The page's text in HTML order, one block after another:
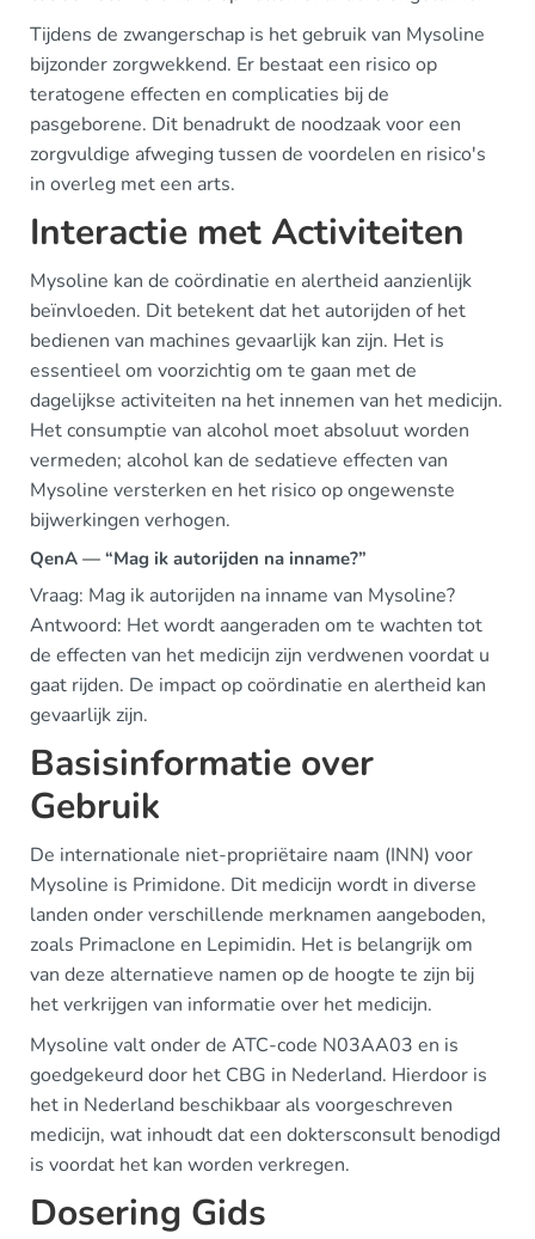
Tijdens de zwangerschap is het gebruik van Mysoline
bijzonder zorgwekkend. Er bestaat een risico op
teratogene effecten en complicaties bij de
pasgeborene. Dit benadrukt de noodzaak voor een
zorgvuldige afweging tussen de voordelen en risico's
in overleg met een arts.
Interactie met Activiteiten
Mysoline kan de coördinatie en alertheid aanzienlijk
beïnvloeden. Dit betekent dat het autorijden of het
bedienen van machines gevaarlijk kan zijn. Het is
essentieel om voorzichtig om te gaan met de
dagelijkse activiteiten na het innemen van het medicijn.
Het consumptie van alcohol moet absoluut worden
vermeden; alcohol kan de sedatieve effecten van
Mysoline versterken en het risico op ongewenste
bijwerkingen verhogen.
QenA — “Mag ik autorijden na inname?”
Vraag: Mag ik autorijden na inname van Mysoline?
Antwoord: Het wordt aangeraden om te wachten tot
de effecten van het medicijn zijn verdwenen voordat u
gaat rijden. De impact op coördinatie en alertheid kan
gevaarlijk zijn.
Basisinformatie over
Gebruik
De internationale niet-propriëtaire naam (INN) voor
Mysoline is Primidone. Dit medicijn wordt in diverse
landen onder verschillende merknamen aangeboden,
zoals Primaclone en Lepimidin. Het is belangrijk om
van deze alternatieve namen op de hoogte te zijn bij
het verkrijgen van informatie over het medicijn.
Mysoline valt onder de ATC-code N03AA03 en is
goedgekeurd door het CBG in Nederland. Hierdoor is
het in Nederland beschikbaar als voorgeschreven
medicijn, wat inhoudt dat een doktersconsult benodigd
is voordat het kan worden verkregen.
Dosering Gids